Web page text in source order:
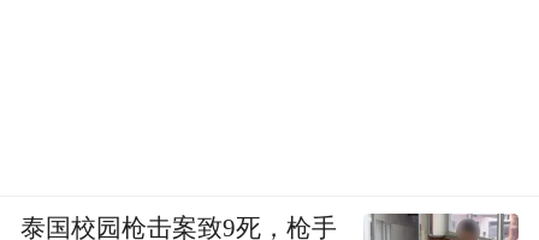
泰国校园枪击案致9死，枪手